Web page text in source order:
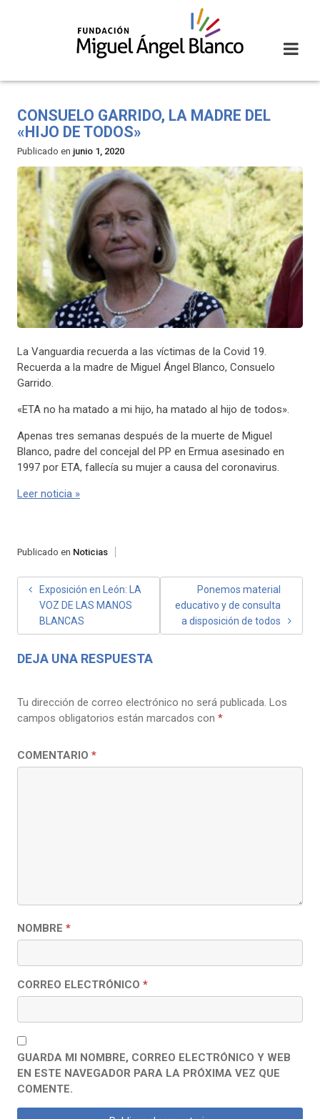
CONSUELO GARRIDO, LA MADRE DEL
«HIJO DE TODOS»
Publicado en junio 1, 2020
La Vanguardia recuerda a las víctimas de la Covid 19.
Recuerda a la madre de Miguel Ángel Blanco, Consuelo
Garrido.
«ETA no ha matado a mi hijo, ha matado al hijo de todos».
Apenas tres semanas después de la muerte de Miguel
Blanco, padre del concejal del PP en Ermua asesinado en
1997 por ETA, fallecía su mujer a causa del coronavirus.
Leer noticia »
Publicado en Noticias
NAVEGACIÓN
ENTRADAS
Exposición en León: LA
VOZ DE LAS MANOS
BLANCAS
Ponemos material
educativo y de consulta
a disposición de todos
DEJA UNA RESPUESTA
Tu dirección de correo electrónico no será publicada. Los
campos obligatorios están marcados con *
COMENTARIO *
NOMBRE *
CORREO ELECTRÓNICO *
GUARDA MI NOMBRE, CORREO ELECTRÓNICO Y WEB
EN ESTE NAVEGADOR PARA LA PRÓXIMA VEZ QUE
COMENTE.